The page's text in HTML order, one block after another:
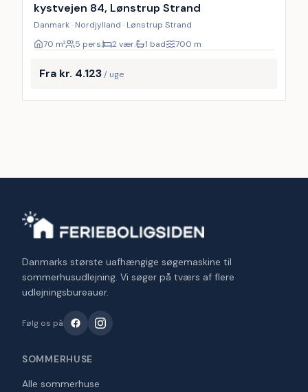
kystvejen 84, Lønstrup Strand
Danmark · Nordjylland · Lønstrup Strand
70 m² 5 pers. 2 vær. 1 bad 700 m
Fra kr. 4.123/ uge
Danmarks største uafhængige søgemaskine til
sommerhusudlejning. Vi søger på tværs af flere
udlejningsbureauer.
Følg os på
SOMMERHUSE
Alle sommerhuse